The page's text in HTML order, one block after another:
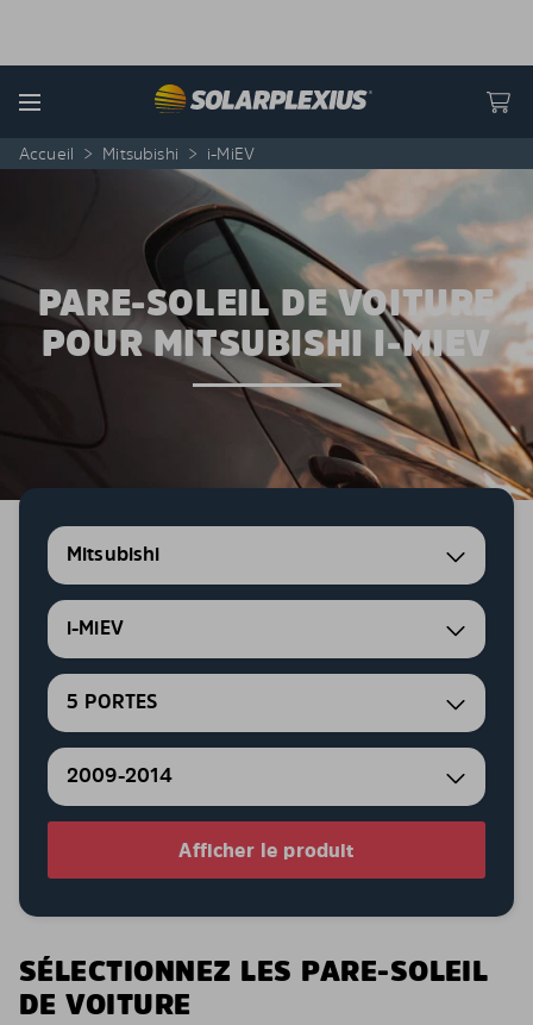
Menu
Accueil > Mitsubishi > i-MiEV
PARE-SOLEIL DE VOITURE
POUR MITSUBISHI I-MIEV
Mitsubishi
i-MiEV
5 PORTES
2009-2014
Afficher le produit
SÉLECTIONNEZ LES PARE-SOLEIL
DE VOITURE